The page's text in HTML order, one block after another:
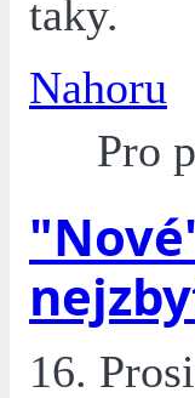
taky.
Nahoru
Pro
16.